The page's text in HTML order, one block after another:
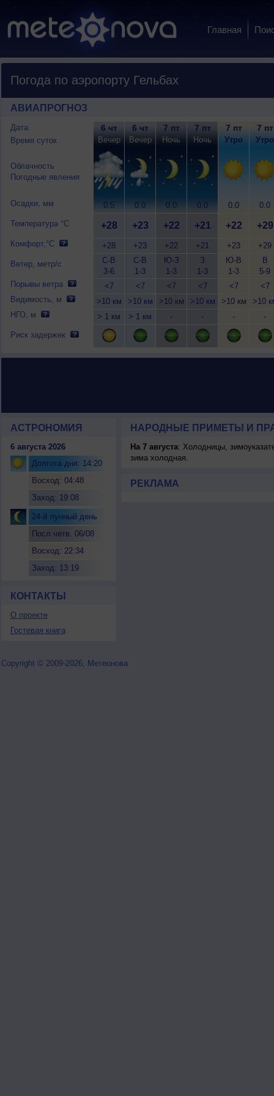
Главная
Погода по аэропорту Гельбах
АВИАПРОГНОЗ
Дата
Время суток
Облачность
Погодные явления
Осадки, мм
Температура °C
Комфорт,°C
Ветер, метр/с
Порывы ветра
Видимость, м
НГО, м
Риск задержек
6 чт
Вечер
0.5
+28
+28
С-В
3-6
<7
>10 км
> 1 км
6 чт
Вечер
0.0
+23
+23
С-В
1-3
<7
>10 км
> 1 км
7 пт
Ночь
0.0
+22
+22
Ю-З
1-3
<7
>10 км
-
7 пт
Ночь
0.0
+21
+21
З
1-3
<7
>10 км
-
7 пт
Утро
0.0
+22
+23
Ю-В
1-3
<7
>10 км
-
7 пт
Утро
0.0
+29
+29
В
5-9
<7
>10
-
АСТРОНОМИЯ
6 августа 2026
Долгота дня: 14:20
Восход: 04:48
Заход: 19:08
24-й лунный день
Посл.четв. 06/08
Восход: 22:34
Заход: 13:19
КОНТАКТЫ
О проекте
Гостевая книга
НАРОДНЫЕ ПРИМЕТЫ И
На 7 августа: Холодницы,
зима холодная.
РЕКЛАМА
Copyright © 2009-2026, Метеонова